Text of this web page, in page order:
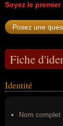
Soyez le premier
Fiche
Identité
Nom complet